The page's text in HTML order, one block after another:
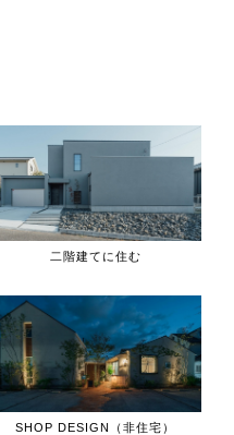
二階建てに住む
SHOP DESIGN（非住宅）